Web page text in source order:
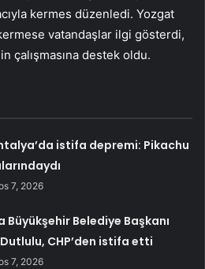
kermes düzenledi. Yozgat
vatandaşlar ilgi gösterdi,
çalışmasına destek oldu.
istifa depremi: Pikachu
7, 2026
Büyükşehir Belediye Başkanı
CHP’den istifa etti
7, 2026